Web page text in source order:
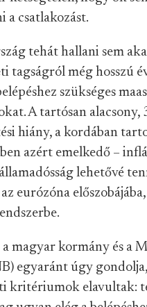
a csatlakozást.
tehát hallani sem
tagságról még hosszú
szükséges
A tartósan alacsony,
hiány, a kordában
azért emelkedő –
lehetővé
eurózóna
magyar kormány és a
egyaránt úgy
kritériumok elavultak: